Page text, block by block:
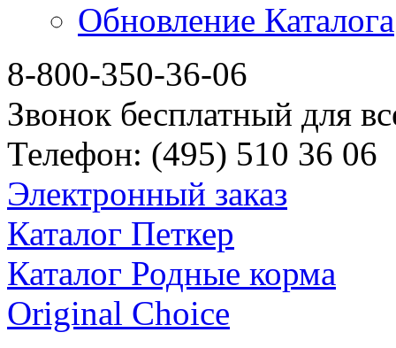
Обновление Каталога
8-800-350-36-06
Звонок бесплатный для
Телефон: (495) 510 36 06
Электронный заказ
Каталог Петкер
Каталог Родные корма
Original Choice